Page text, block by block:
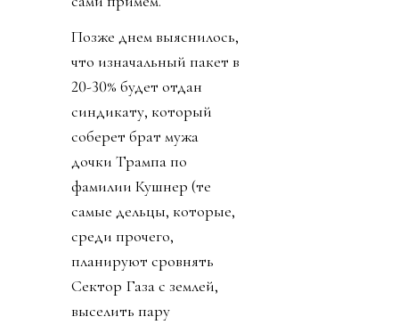
Позже днем выяснилось,
что изначальный пакет в
20-30% будет отдан
синдикату, который
соберет брат мужа
дочки Трампа по
фамилии Кушнер (те
самые дельцы, которые,
среди прочего,
планируют сровнять
Сектор Газа с землей,
выселить пару